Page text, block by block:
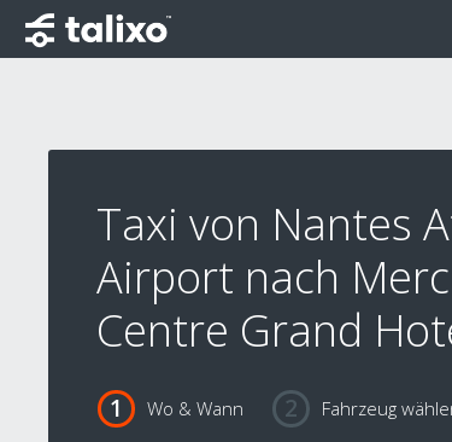
Taxi von Nantes
Airport nach
Centre Grand
Wo & Wann Fahrzeug